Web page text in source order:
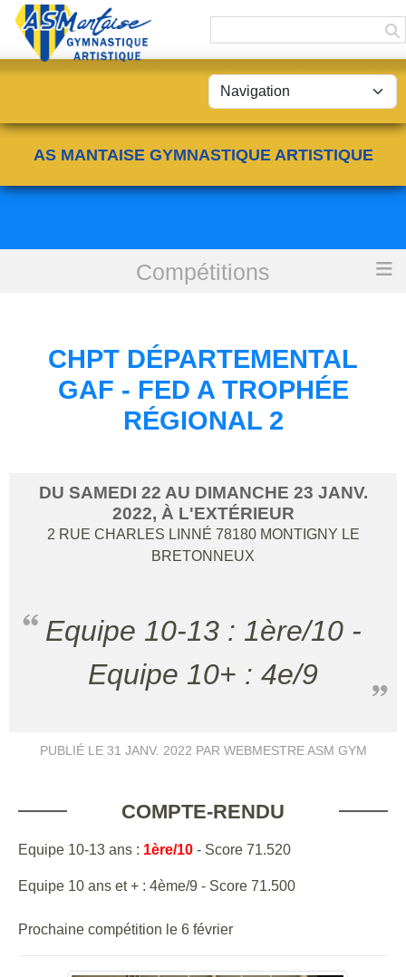
AS MANTAISE GYMNASTIQUE ARTISTIQUE
Compétitions
Chpt Départemental GAF - FED A Trophée Régional 2
CHPT DÉPARTEMENTAL
GAF - FED A TROPHÉE
RÉGIONAL 2
DU SAMEDI 22 AU DIMANCHE 23 JANV.
2022, À L'EXTÉRIEUR
2 RUE CHARLES LINNÉ 78180 MONTIGNY LE
BRETONNEUX
Equipe 10-13 : 1ère/10 -
Equipe 10+ : 4e/9
PUBLIÉ LE 31 JANV. 2022 PAR WEBMESTRE ASM GYM
COMPTE-RENDU
Equipe 10-13 ans : 1ère/10 - Score 71.520
Equipe 10 ans et + : 4ème/9 - Score 71.500
Prochaine compétition le 6 février
Panneau de gestion des cookies